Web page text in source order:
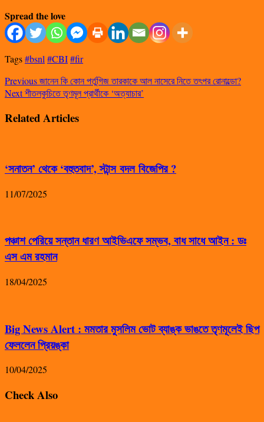
Spread the love
Tags#bsnl #CBI#fir
Previousজানেন কি কোন পর্তুগিজ তারকাকে আল নাসেরে নিতে তৎপর রোনাল্ডো?
Nextশীতলকুচিতে তৃণমূল প্রার্থীকে ‘অত্যাচার’
Related Articles
‘সনাতন’ থেকে ‘বহুতবাদ’, স্টান্স বদল বিজেপির ?
11/07/2025
পঞ্চাশ পেরিয়ে সন্তান ধারণ আইভিএফে সম্ভব, বাধ সাধে আইন : ডঃ
এস এম রহমান
18/04/2025
Big News Alert : মমতার মুসলিম ভোট ব্যাঙ্ক ভাঙতে তৃণমূলেই ছিপ
ফেললেন প্রিয়ঙ্কা
10/04/2025
Check Also